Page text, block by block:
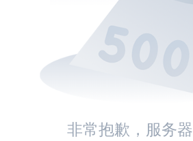
非常抱歉，服务